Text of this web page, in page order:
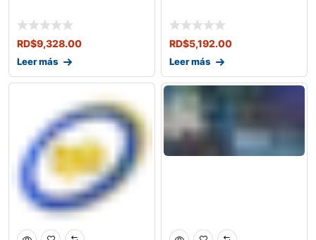
RD$9,328.00
Leer más
RD$5,192.00
Leer más